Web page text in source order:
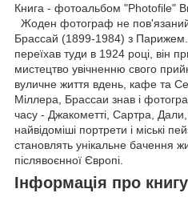
Книга - фотоальбом "Photofile"
Жоден фотограф не пов'язаний
Брассай (1899-1984) з Парижем.
переїхав туди в 1924 році, він
мистецтво увічненню свого
вуличне життя вдень, кафе та
Міллера, Брассаи знав і
часу - Джакометті, Сартра,
найвідоміші портрети і міські
становлять унікальне бачення
післявоєнної Європі.
Інформація про книгу